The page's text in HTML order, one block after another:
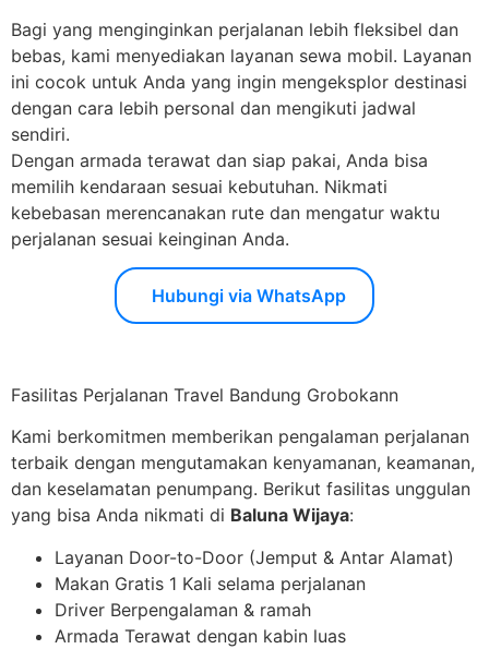
Bagi yang menginginkan perjalanan lebih fleksibel dan
bebas, kami menyediakan layanan sewa mobil. Layanan
ini cocok untuk Anda yang ingin mengeksplor destinasi
dengan cara lebih personal dan mengikuti jadwal
sendiri.
Dengan armada terawat dan siap pakai, Anda bisa
memilih kendaraan sesuai kebutuhan. Nikmati
kebebasan merencanakan rute dan mengatur waktu
perjalanan sesuai keinginan Anda.
Hubungi via WhatsApp
Fasilitas Perjalanan Travel Bandung Grobokann
Kami berkomitmen memberikan pengalaman perjalanan
terbaik dengan mengutamakan kenyamanan, keamanan,
dan keselamatan penumpang. Berikut fasilitas unggulan
yang bisa Anda nikmati di Baluna Wijaya:
Layanan Door-to-Door (Jemput & Antar Alamat)
Makan Gratis 1 Kali selama perjalanan
Driver Berpengalaman & ramah
Armada Terawat dengan kabin luas